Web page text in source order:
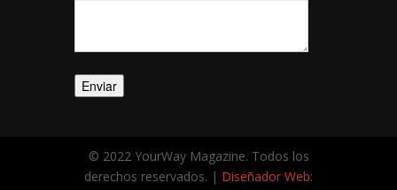
© 2022 YourWay Magazine. Todos los
derechos reservados. | Diseñador Web: